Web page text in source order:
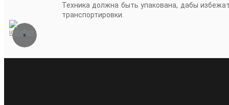
Техника должна быть упакована, дабы
транспортировки.